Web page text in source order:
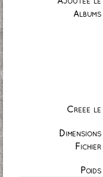
Albums
Créée le
Dimensions
Fichier
Poids